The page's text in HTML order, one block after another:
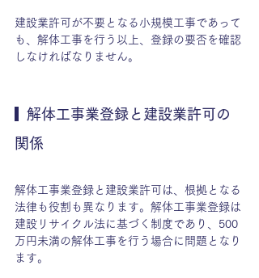
建設業許可が不要となる小規模工事であって
も、解体工事を行う以上、登録の要否を確認
しなければなりません。
  解体工事業登録と建設業許可の
関係
解体工事業登録と建設業許可は、根拠となる
法律も役割も異なります。解体工事業登録は
建設リサイクル法に基づく制度であり、500
万円未満の解体工事を行う場合に問題となり
ます。